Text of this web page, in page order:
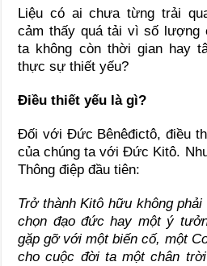
Liệu có ai chưa từng trải
cảm thấy quá tải vì số lượng
ta không còn thời gian hay
thực sự thiết yếu?
Điều thiết yếu là gì?
Đối với Đức Bênêđictô, điều
của chúng ta với Đức Kitô.
Thông điệp đầu tiên:
Trở thành Kitô hữu không
chọn đạo đức hay một ý
gặp gỡ với một biến cố, một
cho cuộc đời ta một chân